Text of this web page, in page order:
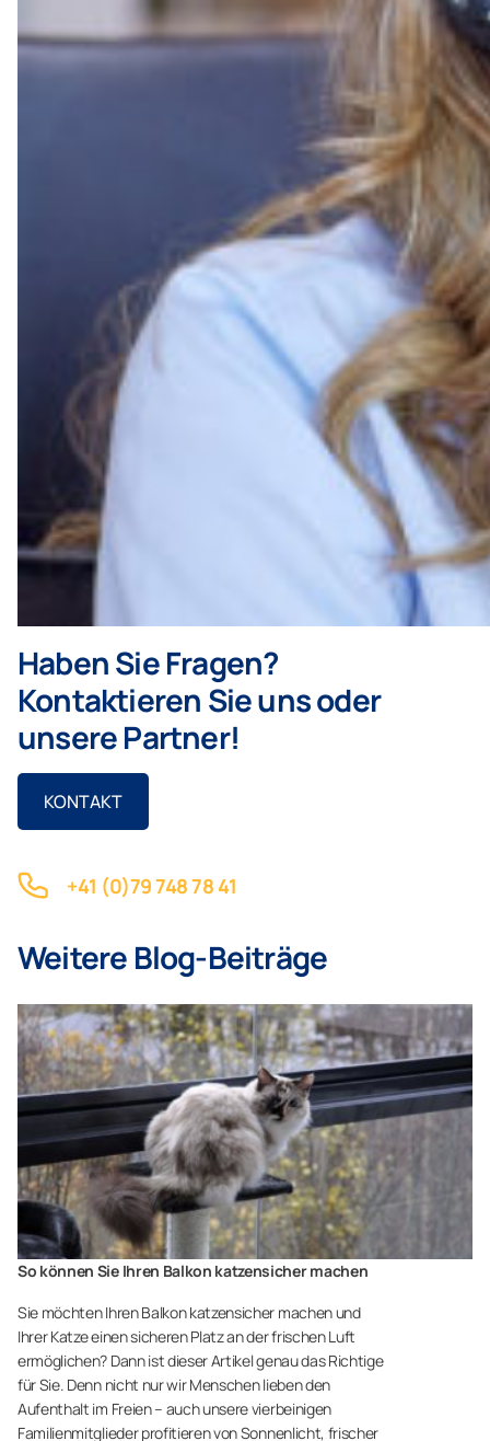
Haben Sie Fragen?
Kontaktieren Sie uns oder
unsere Partner!
KONTAKT
+41 (0)79 748 78 41
Weitere Blog-Beiträge
So können Sie Ihren Balkon katzensicher machen
Sie möchten Ihren Balkon katzensicher machen und
Ihrer Katze einen sicheren Platz an der frischen Luft
ermöglichen? Dann ist dieser Artikel genau das Richtige
für Sie. Denn nicht nur wir Menschen lieben den
Aufenthalt im Freien – auch unsere vierbeinigen
Familienmitglieder profitieren von Sonnenlicht, frischer